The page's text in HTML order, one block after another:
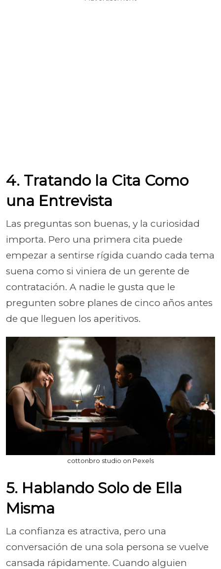
4. Tratando la Cita Como
una Entrevista
Las preguntas son buenas, y la curiosidad
importa. Pero una primera cita puede
empezar a sentirse rígida cuando cada tema
suena como si viniera de un gerente de
contratación. A nadie le gusta que le
pregunten sobre planes de cinco años antes
de que lleguen los aperitivos.
cottonbro studio on Pexels
5. Hablando Solo de Ella
Misma
La confianza es atractiva, pero una
conversación de una sola persona se vuelve
cansada rápidamente. Cuando alguien